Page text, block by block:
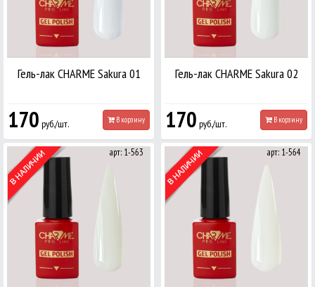
Гель-лак CHARME Sakura 01
170 руб./шт. В корзину
Гель-лак CHARME Sakura 02
170 руб./шт. В корзину
арт: 1-563 арт: 1-564